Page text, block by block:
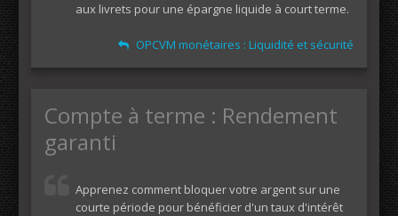
aux livrets pour une épargne liquide à court terme.
OPCVM monétaires : Liquidité et sécurité
Compte à terme : Rendement
garanti
Apprenez comment bloquer votre argent sur une
courte période pour bénéficier d'un taux d'intérêt